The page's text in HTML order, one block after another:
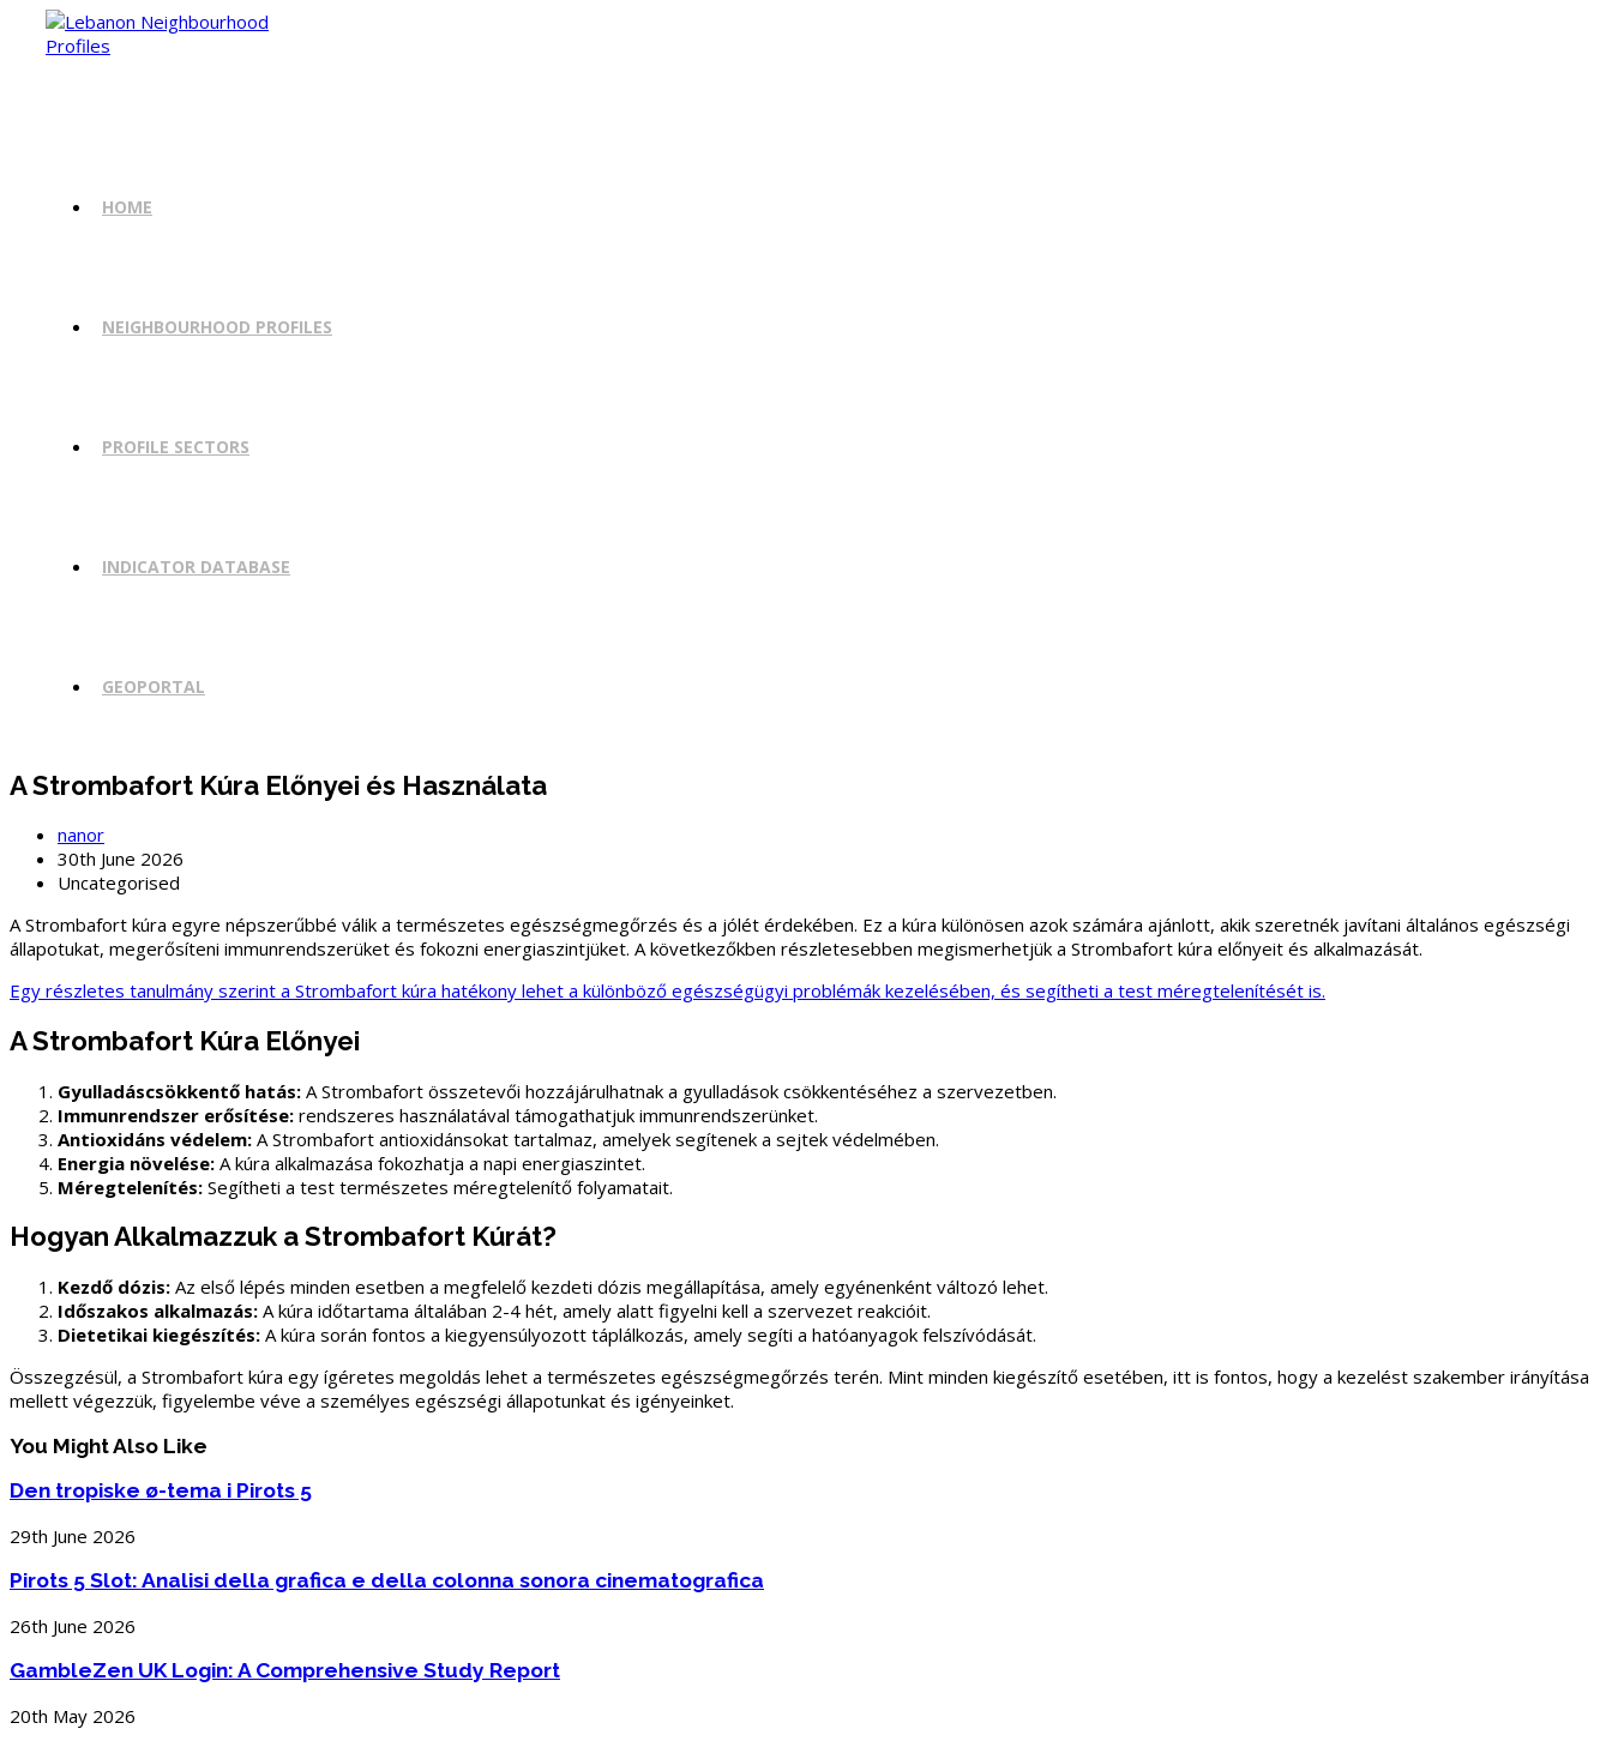
HOME
NEIGHBOURHOOD PROFILES
PROFILE SECTORS
INDICATOR DATABASE
GEOPORTAL
A Strombafort Kúra Előnyei és Használata
nanor
30th June 2026
Uncategorised
A Strombafort kúra egyre népszerűbbé válik a természetes egészségmegőrzés és a jólét érdekében. Ez a kúra különösen azok számára ajánlott, akik szeretnék javítani általános egészségi
állapotukat, megerősíteni immunrendszerüket és fokozni energiaszintjüket. A következőkben részletesebben megismerhetjük a Strombafort kúra előnyeit és alkalmazását.
Egy részletes tanulmány szerint a Strombafort kúra hatékony lehet a különböző egészségügyi problémák kezelésében, és segítheti a test méregtelenítését is.
A Strombafort Kúra Előnyei
Gyulladáscsökkentő hatás: A Strombafort összetevői hozzájárulhatnak a gyulladások csökkentéséhez a szervezetben.
Immunrendszer erősítése: rendszeres használatával támogathatjuk immunrendszerünket.
Antioxidáns védelem: A Strombafort antioxidánsokat tartalmaz, amelyek segítenek a sejtek védelmében.
Energia növelése: A kúra alkalmazása fokozhatja a napi energiaszintet.
Méregtelenítés: Segítheti a test természetes méregtelenítő folyamatait.
Hogyan Alkalmazzuk a Strombafort Kúrát?
Kezdő dózis: Az első lépés minden esetben a megfelelő kezdeti dózis megállapítása, amely egyénenként változó lehet.
Időszakos alkalmazás: A kúra időtartama általában 2-4 hét, amely alatt figyelni kell a szervezet reakcióit.
Dietetikai kiegészítés: A kúra során fontos a kiegyensúlyozott táplálkozás, amely segíti a hatóanyagok felszívódását.
Összegzésül, a Strombafort kúra egy ígéretes megoldás lehet a természetes egészségmegőrzés terén. Mint minden kiegészítő esetében, itt is fontos, hogy a kezelést szakember irányítása
mellett végezzük, figyelembe véve a személyes egészségi állapotunkat és igényeinket.
You Might Also Like
Den tropiske ø-tema i Pirots 5
29th June 2026
Pirots 5 Slot: Analisi della grafica e della colonna sonora cinematografica
26th June 2026
GambleZen UK Login: A Comprehensive Study Report
20th May 2026